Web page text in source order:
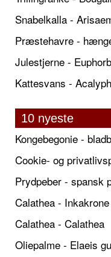
Snabelkalla -
Julestjerne -
Kattesvans -
10 nyeste
Kongebegonie -
Cookie- og
Prydpeber - spansk
Calathea -
Calathea - Calathea
Oliepalme - Elaeis